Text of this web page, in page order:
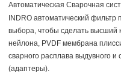
Автоматическая Сварочная
INDRO автоматический
выбора, чтобы сделать высший
нейлона, PVDF мембрана
сварного расплава выдувного
(адаптеры).